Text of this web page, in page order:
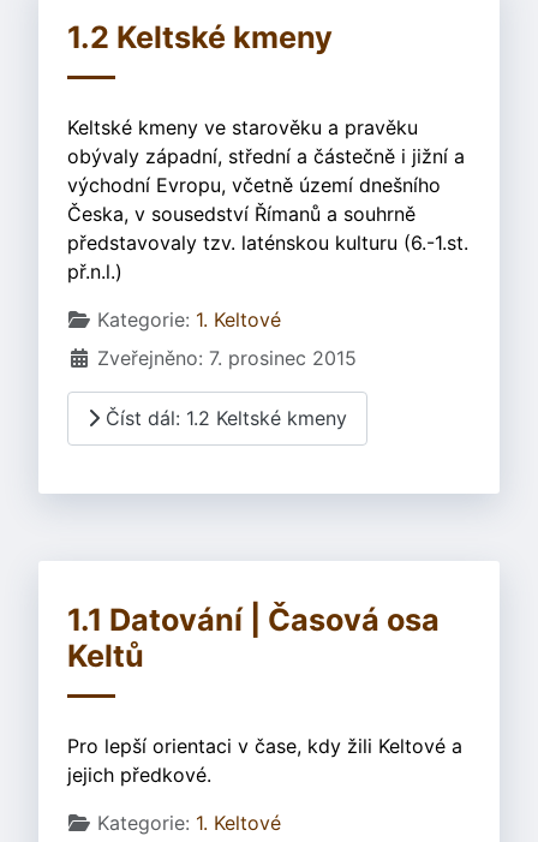
1.2 Keltské kmeny
Keltské kmeny ve starověku a pravěku
obývaly západní, střední a částečně i jižní a
východní Evropu, včetně území dnešního
Česka, v sousedství Římanů a souhrně
představovaly tzv. laténskou kulturu (6.-1.st.
př.n.l.)
Základní údaje
Kategorie: 1. Keltové
Zveřejněno: 7. prosinec 2015
Číst dál: 1.2 Keltské kmeny
1.1 Datování | Časová osa
Keltů
Pro lepší orientaci v čase, kdy žili Keltové a
jejich předkové.
Základní údaje
Kategorie: 1. Keltové